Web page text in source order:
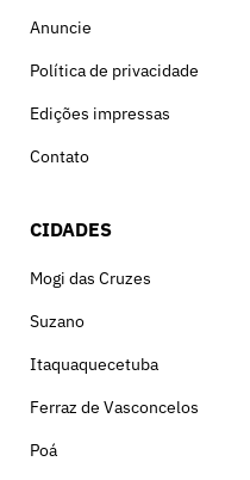
Anuncie
Política de privacidade
Edições impressas
Contato
CIDADES
Mogi das Cruzes
Suzano
Itaquaquecetuba
Ferraz de Vasconcelos
Poá